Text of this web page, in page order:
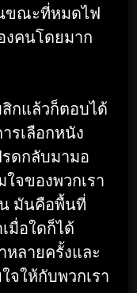
ขณะที่หมดไฟ
งคนโดยมาก
สิกแล้วก็ตอบได้
รเลือกหนัง
รดกลับมามอ
จของพวกเรา
มันคือพื้นที่
มื่อใดก็ได้
หลายครั้งและ
จให้กับพวกเรา